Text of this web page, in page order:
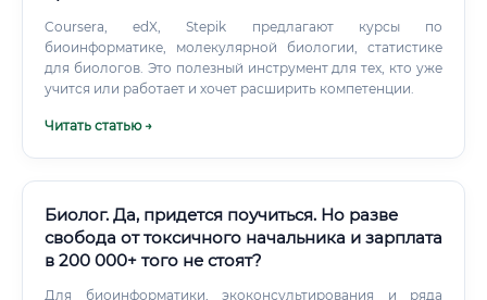
Coursera, edX, Stepik предлагают курсы по
биоинформатике, молекулярной биологии, статистике
для биологов. Это полезный инструмент для тех, кто уже
учится или работает и хочет расширить компетенции.
Читать статью →
Биолог. Да, придется поучиться. Но разве
свобода от токсичного начальника и зарплата
в 200 000+ того не стоят?
Для биоинформатики, экоконсультирования и ряда